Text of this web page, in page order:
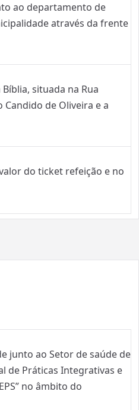
ao departamento de
através da frente
situada na Rua
Candido de Oliveira e a
do ticket refeição e no
junto ao Setor de saúde de
de Práticas Integrativas e
no âmbito do